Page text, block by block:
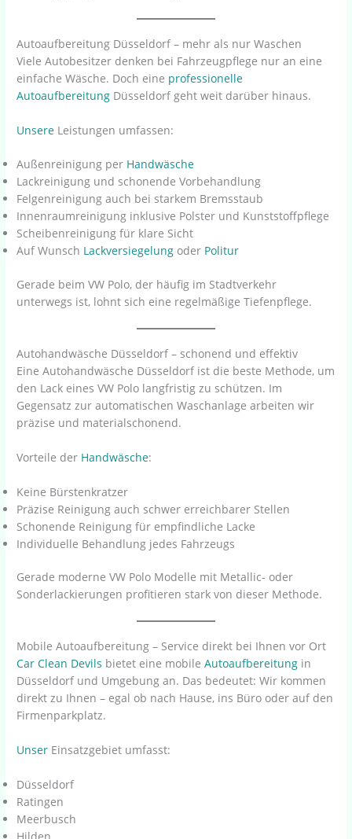
Autoaufbereitung Düsseldorf – mehr als nur Waschen
Viele Autobesitzer denken bei Fahrzeugpflege nur an eine
einfache Wäsche. Doch eine professionelle
Autoaufbereitung Düsseldorf geht weit darüber hinaus.
Unsere Leistungen umfassen:
Außenreinigung per Handwäsche
Lackreinigung und schonende Vorbehandlung
Felgenreinigung auch bei starkem Bremsstaub
Innenraumreinigung inklusive Polster und Kunststoffpflege
Scheibenreinigung für klare Sicht
Auf Wunsch Lackversiegelung oder Politur
Gerade beim VW Polo, der häufig im Stadtverkehr
unterwegs ist, lohnt sich eine regelmäßige Tiefenpflege.
Autohandwäsche Düsseldorf – schonend und effektiv
Eine Autohandwäsche Düsseldorf ist die beste Methode, um
den Lack eines VW Polo langfristig zu schützen. Im
Gegensatz zur automatischen Waschanlage arbeiten wir
präzise und materialschonend.
Vorteile der Handwäsche:
Keine Bürstenkratzer
Präzise Reinigung auch schwer erreichbarer Stellen
Schonende Reinigung für empfindliche Lacke
Individuelle Behandlung jedes Fahrzeugs
Gerade moderne VW Polo Modelle mit Metallic- oder
Sonderlackierungen profitieren stark von dieser Methode.
Mobile Autoaufbereitung – Service direkt bei Ihnen vor Ort
Car Clean Devils bietet eine mobileAutoaufbereitung in
Düsseldorf und Umgebung an. Das bedeutet: Wir kommen
direkt zu Ihnen – egal ob nach Hause, ins Büro oder auf den
Firmenparkplatz.
Unser Einsatzgebiet umfasst:
Düsseldorf
Ratingen
Meerbusch